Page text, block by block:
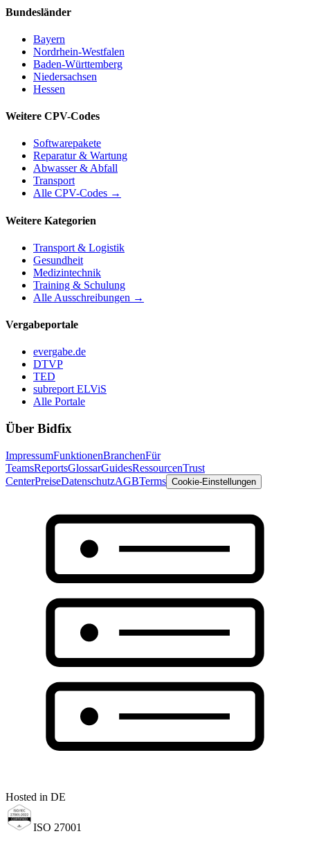
Bundesländer
Bayern
Nordrhein-Westfalen
Baden-Württemberg
Niedersachsen
Hessen
Weitere CPV-Codes
Softwarepakete
Reparatur & Wartung
Abwasser & Abfall
Transport
Alle CPV-Codes →
Weitere Kategorien
Transport & Logistik
Gesundheit
Medizintechnik
Training & Schulung
Alle Ausschreibungen →
Vergabeportale
evergabe.de
DTVP
TED
subreport ELViS
Alle Portale
Über Bidfix
ImpressumFunktionenBranchenFür
TeamsReportsGlossarGuidesRessourcenTrust
CenterPreiseDatenschutzAGBTerms Cookie-Einstellungen
Hosted in DE
ISO 27001